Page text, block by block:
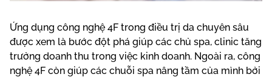
Ứng dụng công nghệ 4F trong điều trị da chuyên sâu
được xem là bước đột phá giúp các chủ spa, clinic tăng
trưởng doanh thu trong việc kinh doanh. Ngoài ra, công
nghệ 4F còn giúp các chuỗi spa nâng tầm của mình bởi